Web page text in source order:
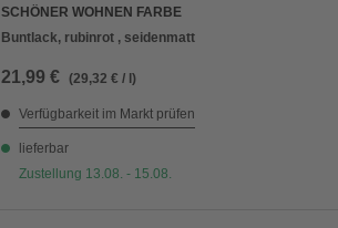
SCHÖNER WOHNEN FARBE
Buntlack, rubinrot , seidenmatt
21,99 € (29,32 € / l)
Verfügbarkeit im Markt prüfen
lieferbar
Zustellung 13.08. - 15.08.